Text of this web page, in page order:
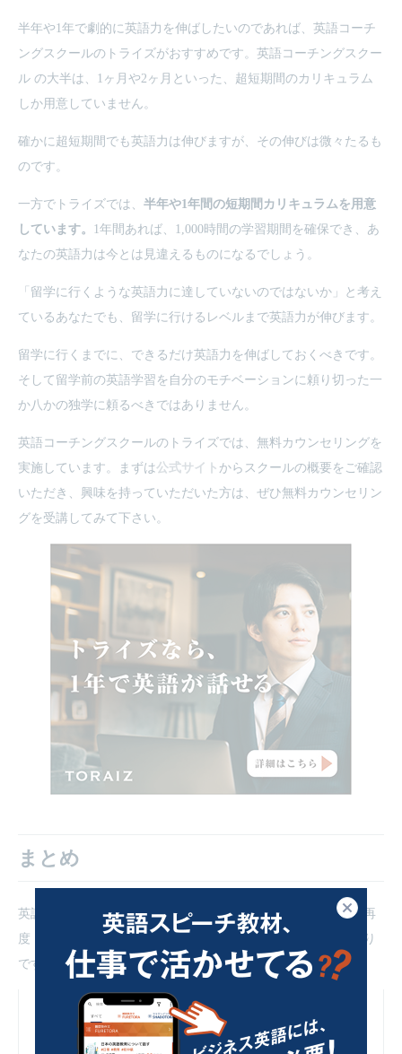
半年や1年で劇的に英語力を伸ばしたいのであれば、英語コーチ
ングスクールのトライズがおすすめです。英語コーチングスクー
ル の大半は、1ヶ月や2ヶ月といった、超短期間のカリキュラム
しか用意していません。
確かに超短期間でも英語力は伸びますが、その伸びは微々たるも
のです。
一方でトライズでは、 半年や1年間の短期間カリキュラムを用意
しています。 1年間あれば、1,000時間の学習期間を確保でき、あ
なたの英語力は今とは見違えるものになるでしょう。
「留学に行くような英語力に達していないのではないか」と考え
ているあなたでも、留学に行けるレベルまで英語力が伸びます。
留学に行くまでに、できるだけ英語力を伸ばしておくべきです。
そして留学前の英語学習を自分のモチベーションに頼り切った一
か八かの独学に頼るべきではありません。
英語コーチングスクールのトライズでは、無料カウンセリングを
実施しています。まずは公式サイト からスクールの概要をご確認
いただき、興味を持っていただいた方は、ぜひ無料カウンセリン
グを受講してみて下さい。
まとめ
英語圏への留学準備の流れを5つのステップで解説しました。再
度「留学準備の流れ5つのステップ」をまとめると以下のとおり
です。
留学したい国を決める
留学する期間を決める
留学に申し込む
閉じる